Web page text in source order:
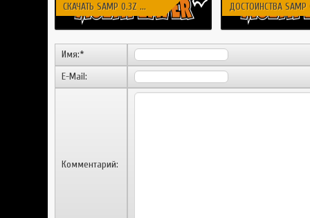
СКАЧАТЬ SAMP 0.3Z ... ДОСТОИНСТВА SAMP
Имя:*
E-Mail:
Комментарий: